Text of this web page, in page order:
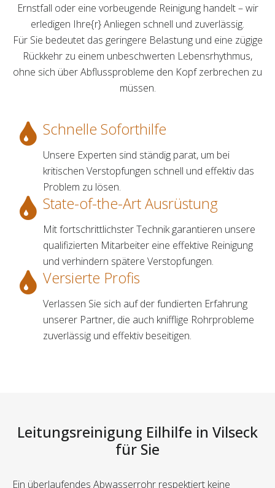
Ernstfall oder eine vorbeugende Reinigung handelt – wir
erledigen Ihre{r} Anliegen schnell und zuverlässig.
Für Sie bedeutet das geringere Belastung und eine zügige
Rückkehr zu einem unbeschwerten Lebensrhythmus,
ohne sich über Abflussprobleme den Kopf zerbrechen zu
müssen.
Schnelle Soforthilfe
Unsere Experten sind ständig parat, um bei
kritischen Verstopfungen schnell und effektiv das
Problem zu lösen.
State-of-the-Art Ausrüstung
Mit fortschrittlichster Technik garantieren unsere
qualifizierten Mitarbeiter eine effektive Reinigung
und verhindern spätere Verstopfungen.
Versierte Profis
Verlassen Sie sich auf der fundierten Erfahrung
unserer Partner, die auch knifflige Rohrprobleme
zuverlässig und effektiv beseitigen.
Leitungsreinigung Eilhilfe in Vilseck
für Sie
Ein überlaufendes Abwasserrohr respektiert keine